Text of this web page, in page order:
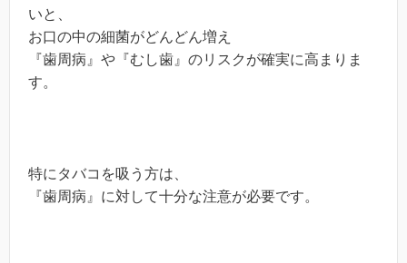
いと、
お口の中の細菌がどんどん増え
『歯周病』や『むし歯』のリスクが確実に高まりま
す。
特にタバコを吸う方は、
『歯周病』に対して十分な注意が必要です。